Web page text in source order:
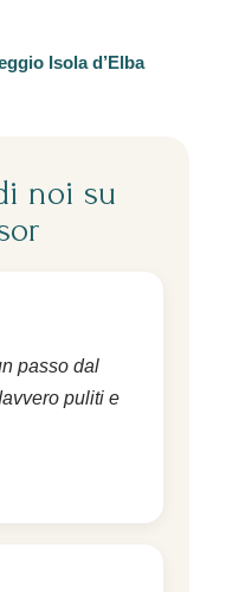
Isola d’Elba
noi su
passo dal
puliti e